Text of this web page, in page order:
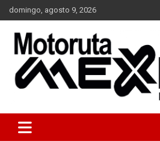
Skip
to
content
domingo, agosto 9, 2026
Moto Ruta Mexico